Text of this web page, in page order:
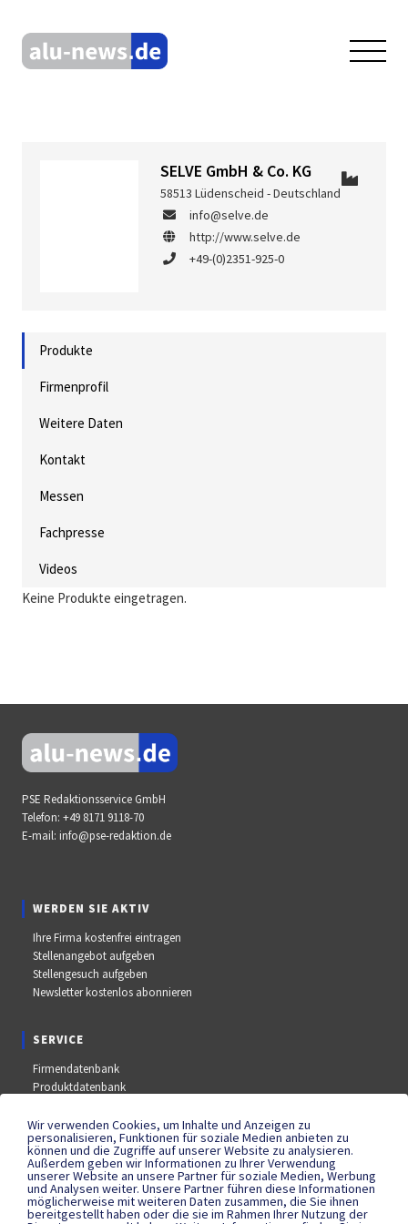
SELVE GmbH & Co. KG
58513 Lüdenscheid - Deutschland
info@selve.de
http://www.selve.de
+49-(0)2351-925-0
Produkte
Firmenprofil
Weitere Daten
Kontakt
Messen
Fachpresse
Videos
Keine Produkte eingetragen.
PSE Redaktionsservice GmbH
Telefon: +49 8171 9118-70
E-mail: info@pse-redaktion.de
WERDEN SIE AKTIV
Ihre Firma kostenfrei eintragen
Stellenangebot aufgeben
Stellengesuch aufgeben
Newsletter kostenlos abonnieren
SERVICE
Firmendatenbank
Produktdatenbank
Aus- und Weiterbildungsdatenbank
Messe- und Kongressdatenbank
SOCIAL MEDIA
YouTube
Wir verwenden Cookies, um Inhalte und Anzeigen zu
personalisieren, Funktionen für soziale Medien anbieten zu
können und die Zugriffe auf unserer Website zu analysieren.
Außerdem geben wir Informationen zu Ihrer Verwendung
unserer Website an unsere Partner für soziale Medien, Werbung
und Analysen weiter. Unsere Partner führen diese Informationen
möglicherweise mit weiteren Daten zusammen, die Sie ihnen
bereitgestellt haben oder die sie im Rahmen Ihrer Nutzung der